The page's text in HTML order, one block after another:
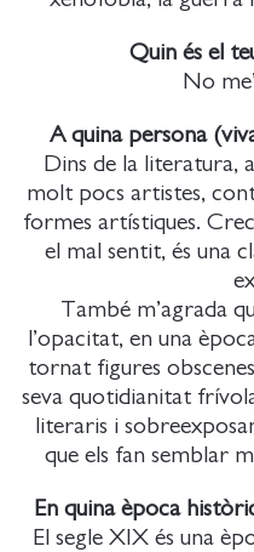
Quin és el
No
A quina persona
Dins de la literatura,
molt pocs artistes,
formes artístiques.
el mal sentit, és una
També m’agrada
l’opacitat, en una
tornat figures
seva quotidianitat
literaris i
que els fan semblar
En quina època
El segle XIX és una